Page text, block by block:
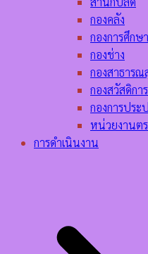
กองคลัง
กองการศึกษา
กองช่าง
กองสาธาร
กองสวัสดิกา
กองการประ
หน่วยงานต
การดำเนินงาน